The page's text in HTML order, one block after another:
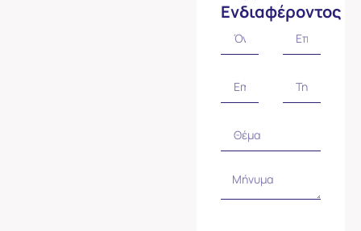
Ενδιαφέροντος